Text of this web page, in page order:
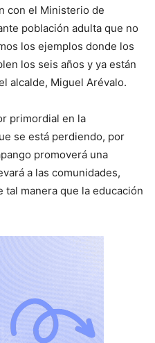
con el Ministerio de
población adulta que no
los ejemplos donde los
los seis años y ya están
alcalde, Miguel Arévalo.
primordial en la
se está perdiendo, por
promoverá una
a las comunidades,
manera que la educación